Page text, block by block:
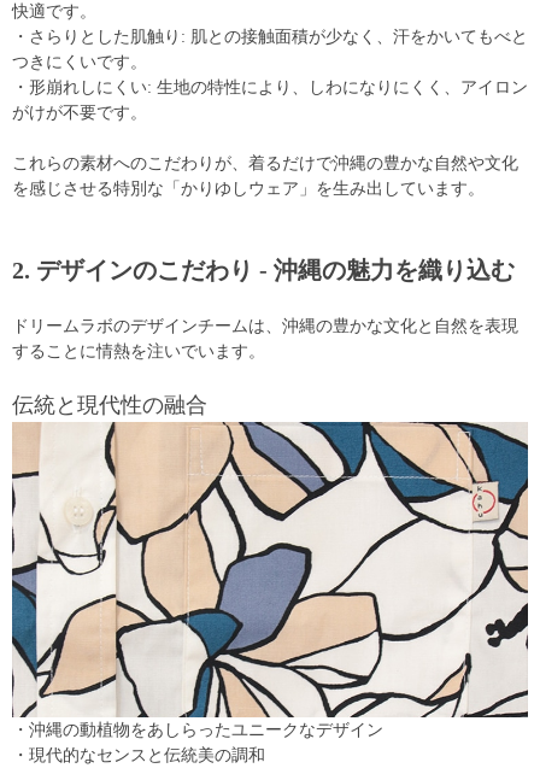
快適です。
・さらりとした肌触り: 肌との接触面積が少なく、汗をかいてもべと
つきにくいです。
・形崩れしにくい: 生地の特性により、しわになりにくく、アイロン
がけが不要です。
これらの素材へのこだわりが、着るだけで沖縄の豊かな自然や文化
を感じさせる特別な「かりゆしウェア」を生み出しています。
2. デザインのこだわり - 沖縄の魅力を織り込む
ドリームラボのデザインチームは、沖縄の豊かな文化と自然を表現
することに情熱を注いでいます。
伝統と現代性の融合
・沖縄の動植物をあしらったユニークなデザイン
・現代的なセンスと伝統美の調和